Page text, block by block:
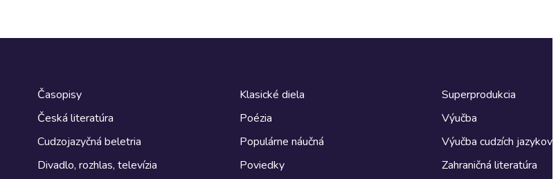
Časopisy
Česká literatúra
Cudzojazyčná beletria
Divadlo, rozhlas, televízia
Klasické diela
Poézia
Populárne náučná
Poviedky
Superprodukcia
Výučba
Výučba cudzích jazykov
Zahraničná literatúra